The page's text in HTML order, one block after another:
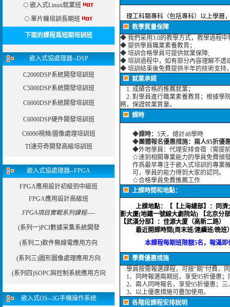
嵌入式Linux就業班
單片機培訓長期班
下面的課程爲短期培訓班
嵌入式協處理器--DSP
C2000DSP系統開發培訓班
C5000DSP系統開發培訓班
C6000DSP系統開發培訓班
C6000DSP硬件開發培訓班
C6000視頻/圖像處理培訓班
TI達芬奇開發高級培訓班
嵌入式協處理器--FPGA
FPGA應用設計初級到中級班
FPGA應用設計高級班
FPGA項目實戰系列課程----
(系列一)PCI數據采集系統開發
(系列二)軟件無線電應用方向
(系列三)圖形圖像處理應用方向
(系列四)SOPC與控制系統應用方向
嵌入式OS--3G手機操作系統
理工科類專科（包括專科）以上學曆
教學質量保障
◆ 我們采用3.0的教學方式，教學過程
◆ 提供學員職業素養教育；
◆ 培訓合格學員可提供就業保障;
◆ 培訓過程中，如有部分內容理解不透
◆ 培訓結束後免費提供半年的技術支持
就業承諾
1. 成績合格的推薦就業；
2. 對學員進行職業素養教育；根據學
務，保證就業質量。
課時
◆課時： 5天，總計48學時
◆團體報名優惠措施：兩人95折優
◆外地學員：代理安排食宿（需提
☆達到相關專業能力的學員免費頒發
作爲最早專注于嵌入式培訓的專業機
可，學員的能力得到大家的認同 。
☆合格學員免費推薦工作
上課時間和地點：
上課地點：
【【上海總部】：同
影大廈(地鐵一號線大劇院站) 【北京分
【武漢分部】：佳源大厦（高新二路）
最近開課時間(周末班/連續班/晚班
本課程每期班限額5名，報滿即停
學費優惠措施
學員按需報選課程，可按“期”付費，
1、同時報選兩期班，享受95折優惠；
2、兩人同時報名，享受95折優惠；
3、以上優惠措施可疊加使用。
各階段課程安排說明